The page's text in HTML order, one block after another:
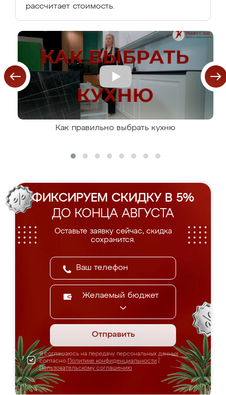
рассчитает стоимость.
Как правильно выбрать кухню
ФИКСИРУЕМ СКИДКУ В 5%
ДО КОНЦА АВГУСТА
Оставьте заявку сейчас, скидка
сохранится.
Желаемый бюджет
Отправить
Я соглашаюсь на передачу персональных данных
согласно Политике конфиденциальности
Пользовательскому соглашению